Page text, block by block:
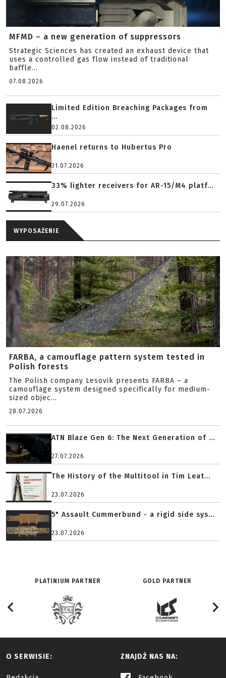
MFMD – a new generation of suppressors
Strategic Sciences has created an exhaust device that
uses a controlled gas flow instead of traditional
baffle...
07.08.2026
Limited Edition Breaching Packages from
...
02.08.2026
Haenel returns to Hubertus Pro
31.07.2026
33% lighter receivers for AR-15/M4 platf...
29.07.2026
WYPOSAŻENIE
FARBA, a camouflage pattern system tested in
Polish forests
The Polish company Lesovik presents FARBA – a
camouflage system designed specifically for medium-
sized objec...
28.07.2026
ATN Blaze Gen 6: The Next Generation of ...
27.07.2026
The History of the Multitool in Tim Leat...
23.07.2026
5" Assault Cummerbund - a rigid side sys...
23.07.2026
PLATINIUM PARTNER GOLD PARTNER
O SERWISIE: ZNAJDŹ NAS NA: